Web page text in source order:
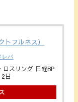
トフルネス）
レバ
スリング 日経BP
日